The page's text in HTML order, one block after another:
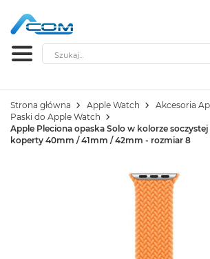
Szukaj
Strona główna Apple Watch
Akcesoria
Paski do Apple Watch
Apple Pleciona opaska Solo w kolorze
koperty 40mm / 41mm / 42mm - rozmiar 8